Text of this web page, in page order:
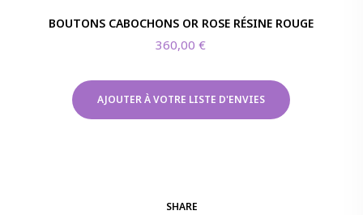
BOUTONS CABOCHONS OR ROSE RÉSINE ROUGE
360,00€
AJOUTER À VOTRE LISTE D'ENVIES
SHARE